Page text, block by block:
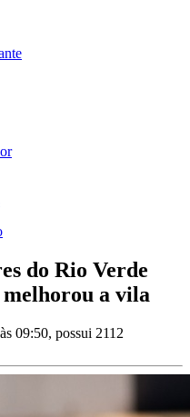
do Rio Verde
a vila
09:50, possui 2112